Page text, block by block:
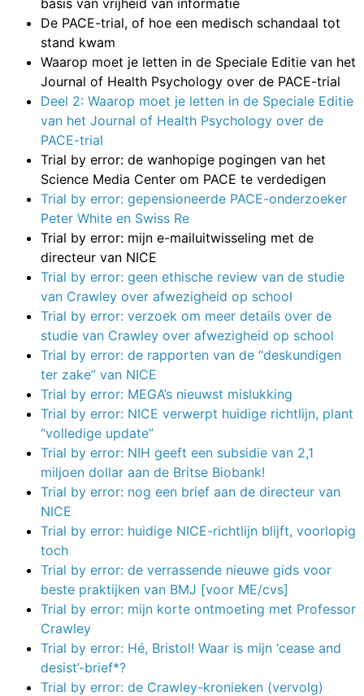
De PACE-trial, of hoe een medisch schandaal tot
stand kwam
Waarop moet je letten in de Speciale Editie van het
Journal of Health Psychology over de PACE-trial
Deel 2: Waarop moet je letten in de Speciale Editie
van het Journal of Health Psychology over de
PACE-trial
Trial by error: de wanhopige pogingen van het
Science Media Center om PACE te verdedigen
Trial by error: gepensioneerde PACE-onderzoeker
Peter White en Swiss Re
Trial by error: mijn e-mailuitwisseling met de
directeur van NICE
Trial by error: geen ethische review van de studie
van Crawley over afwezigheid op school
Trial by error: verzoek om meer details over de
studie van Crawley over afwezigheid op school
Trial by error: de rapporten van de “deskundigen
ter zake” van NICE
Trial by error: MEGA’s nieuwst mislukking
Trial by error: NICE verwerpt huidige richtlijn, plant
“volledige update”
Trial by error: NIH geeft een subsidie van 2,1
miljoen dollar aan de Britse Biobank!
Trial by error: nog een brief aan de directeur van
NICE
Trial by error: huidige NICE-richtlijn blijft, voorlopig
toch
Trial by error: de verrassende nieuwe gids voor
beste praktijken van BMJ [voor ME/cvs]
Trial by error: mijn korte ontmoeting met Professor
Crawley
Trial by error: Hé, Bristol! Waar is mijn ‘cease and
desist’-brief*?
Trial by error: de Crawley-kronieken (vervolg)